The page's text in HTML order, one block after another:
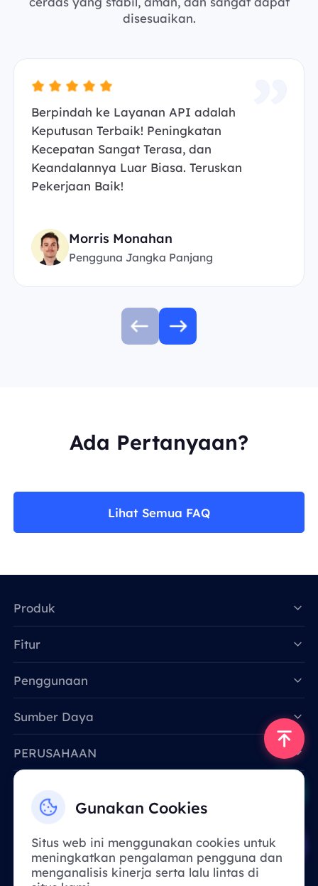
disesuaikan.
Berpindah ke Layanan API adalah
Keputusan Terbaik! Peningkatan
Kecepatan Sangat Terasa, dan
Keandalannya Luar Biasa. Teruskan
Pekerjaan Baik!
Morris Monahan
Pengguna Jangka Panjang
Ada Pertanyaan?
Lihat Semua FAQ
Gunakan Cookies
Situs web ini menggunakan cookies untuk
meningkatkan pengalaman pengguna dan
menganalisis kinerja serta lalu lintas di
Produk
Fitur
Penggunaan
Sumber Daya
PERUSAHAAN
Email: support@smartproxy.org
Indonesia